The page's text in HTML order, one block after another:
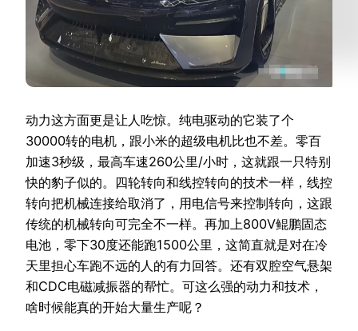
动力这方面更是让人吃惊。纯电驱动的它装了个
30000转的电机，跟小米的超级电机比也不差。零百
加速3秒级，最高车速260公里/小时，这就跟一只特别
快的豹子似的。四轮转向和线控转向的技术一样，线控
转向把机械连接给取消了，用电信号来控制转向，这跟
传统的机械转向可完全不一样。再加上800V鲲鹏固态
电池，零下30度还能跑1500公里，这简直就是对在冷
天里担心车跑不远的人的有力回答。还有双腔空气悬架
和CDC电磁减振器的帮忙。可这么强的动力和技术，
啥时候能真的开始大量生产呢？